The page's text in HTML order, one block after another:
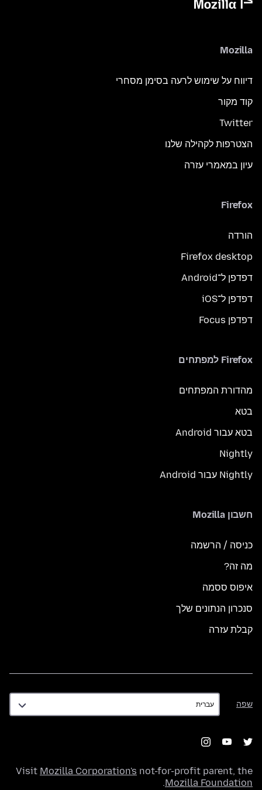
Mozilla
דיווח על שימוש לרעה בסימן מסחרי
קוד מקור
Twitter
הצטרפות לקהילה שלנו
עיון במאמרי עזרה
Firefox
הורדה
Firefox desktop
דפדפן ל־Android
דפדפן ל־iOS
דפדפן Focus
Firefox למפתחים
מהדורת המפתחים
בטא
בטא עבור Android
Nightly
Nightly עבור Android
חשבון Mozilla
כניסה / הרשמה
מה זה?
איפוס ססמה
סנכרון הנתונים שלך
קבלת עזרה
שפה
שפה
Visit Mozilla Corporation's not-for-profit parent, the
Mozilla Foundation
.